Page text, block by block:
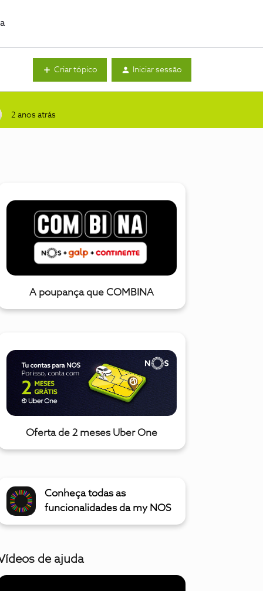
Criar tópico Iniciar sessão
2 anos atrás
A poupança que COMBINA
Oferta de 2 meses Uber One
Conheça todas as
funcionalidades da my NOS
de ajuda